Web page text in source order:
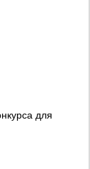
для